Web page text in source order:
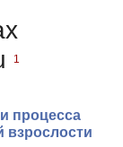
1
процесса
взрослости